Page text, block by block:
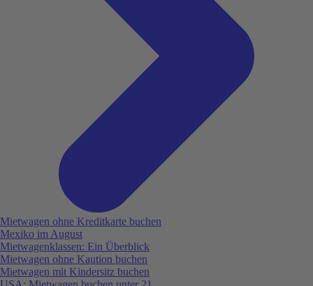
Mietwagen ohne Kreditkarte buchen
Mexiko im August
Mietwagenklassen: Ein Überblick
Mietwagen ohne Kaution buchen
Mietwagen mit Kindersitz buchen